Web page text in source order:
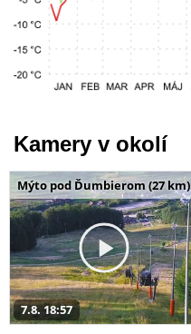
Kamery v okolí
Mýto pod Ďumbierom (27 km)
7.8. 18:57